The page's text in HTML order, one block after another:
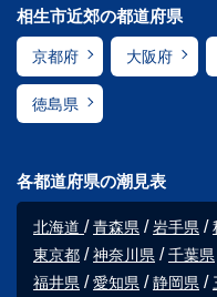
相生市近郊の都道府県
京都府 大阪府
徳島県
各都道府県の潮見表
北海道 青森県 岩手県
東京都
神奈川県 千葉県
福井県
愛知県 静岡県